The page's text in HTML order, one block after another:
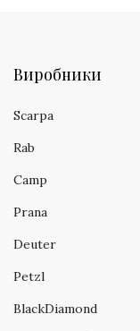
Виробники
Scarpa
Rab
Camp
Prana
Deuter
Petzl
BlackDiamond